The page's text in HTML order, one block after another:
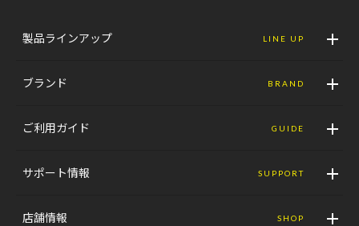
製品ラインアップ LINE UP
ブランド BRAND
ご利用ガイド GUIDE
サポート情報 SUPPORT
店舗情報 SHOP